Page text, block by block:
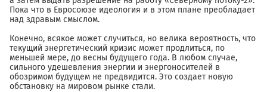
Пока что в Евросоюзе идеология и в этом плане преобладает
над здравым смыслом.
Конечно, всякое может случиться, но велика вероятность, что
текущий энергетический кризис может продлиться, по
меньшей мере, до весны будущего года. В любом случае,
сильного удешевления энергии и энергоносителей в
обозримом будущем не предвидится. Это создает новую
обстановку на мировом рынке стали.